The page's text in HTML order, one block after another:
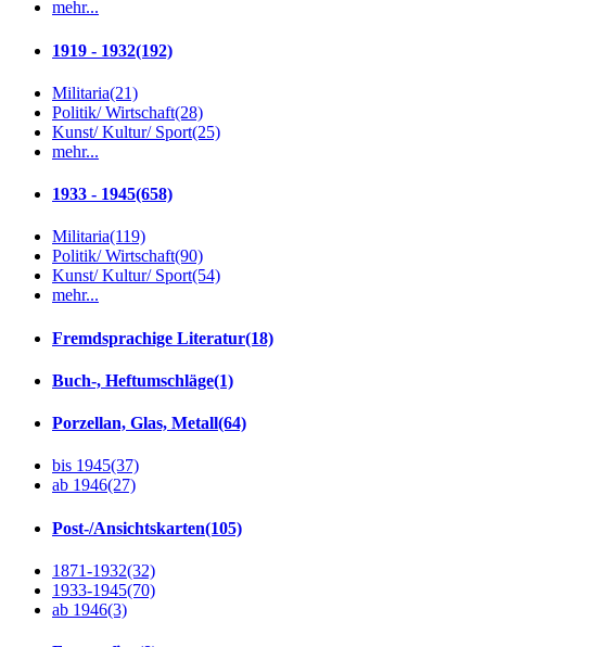
mehr...
1919 - 1932(192)
Militaria(21)
Politik/ Wirtschaft(28)
Kunst/ Kultur/ Sport(25)
mehr...
1933 - 1945(658)
Militaria(119)
Politik/ Wirtschaft(90)
Kunst/ Kultur/ Sport(54)
mehr...
Fremdsprachige Literatur(18)
Buch-, Heftumschläge(1)
Porzellan, Glas, Metall(64)
bis 1945(37)
ab 1946(27)
Post-/Ansichtskarten(105)
1871-1932(32)
1933-1945(70)
ab 1946(3)